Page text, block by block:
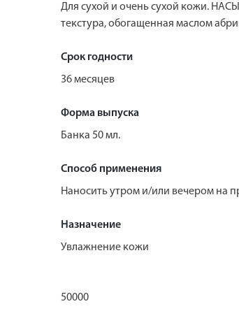
Для сухой и очень сухой кожи.
текстура, обогащенная маслом
Срок годности
36 месяцев
Форма выпуска
Банка 50 мл.
Способ применения
Наносить утром и/или вечером на
Назначение
Увлажнение кожи
50000